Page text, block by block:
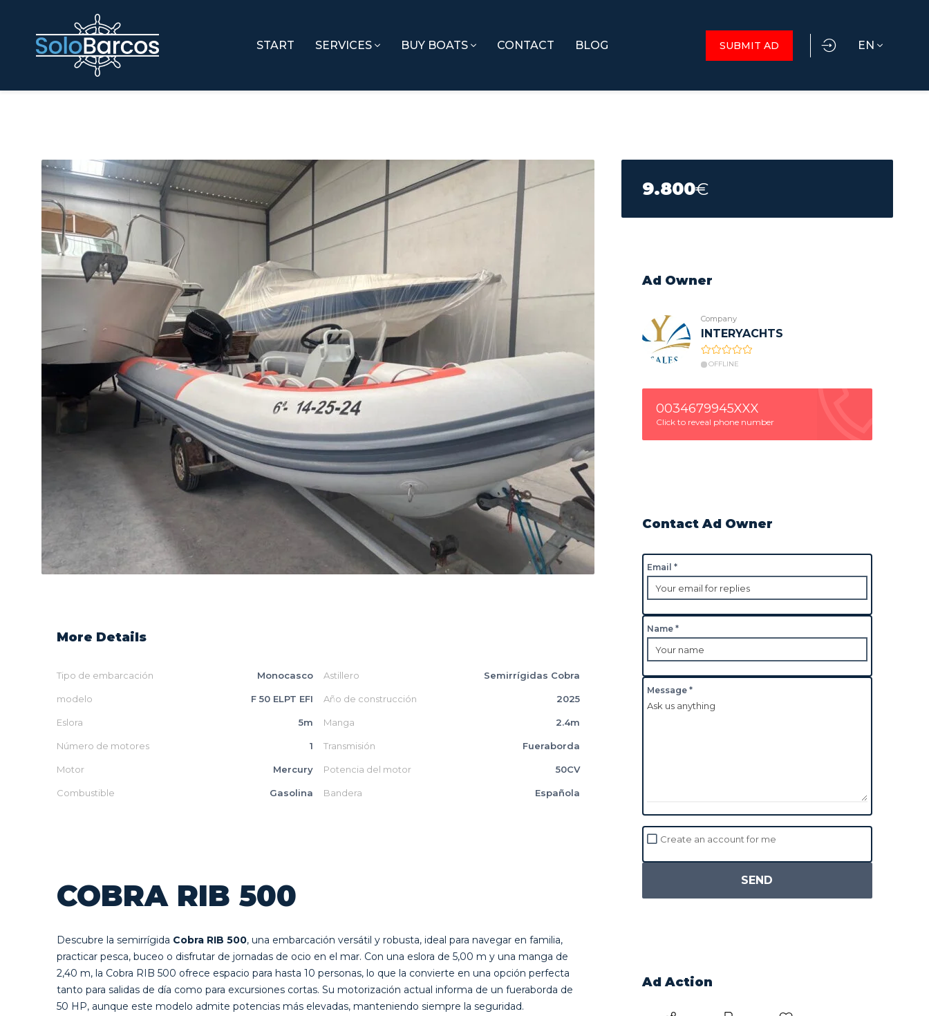
START SERVICES BUY BOATS CONTACT BLOG EN
SUBMIT AD
More Details
Tipo de embarcación Monocasco Astillero Semirrígidas Cobra
modelo F 50 ELPT EFI Año de construcción 2025
Eslora 5m Manga 2.4m
Número de motores 1 Transmisión Fueraborda
Motor Mercury Potencia del motor 50CV
Combustible Gasolina Bandera Española
COBRA RIB 500
Descubre la semirrígida Cobra RIB 500, una embarcación versátil y robusta, ideal para navegar en familia,
practicar pesca, buceo o disfrutar de jornadas de ocio en el mar. Con una eslora de 5,00 m y una manga de
2,40 m, la Cobra RIB 500 ofrece espacio para hasta 10 personas, lo que la convierte en una opción perfecta
tanto para salidas de día como para excursiones cortas. Su motorización actual informa de un fueraborda de
50 HP, aunque este modelo admite potencias más elevadas, manteniendo siempre la seguridad.
9.800€
Ad Owner
Company
INTERYACHTS
OFFLINE
0034679945XXX
Click to reveal phone number
Contact Ad Owner
Email *
Name *
Message *
Create an account for me
SEND
Ad Action